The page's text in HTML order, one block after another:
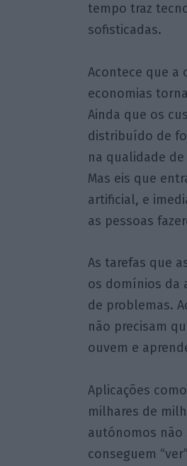
tempo traz
sofisticadas.
Acontece que a
economias
Ainda que os
distribuído de
na qualidade
Mas eis que
artificial, e
as pessoas
As tarefas que
os domínios da
de problemas.
não precisam
ouvem e
Aplicações
milhares de
autónomos não
conseguem